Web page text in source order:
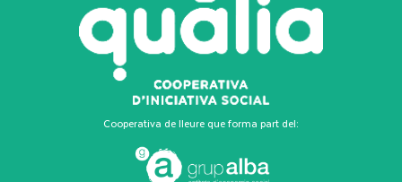
Cooperativa de lleure que forma part del: